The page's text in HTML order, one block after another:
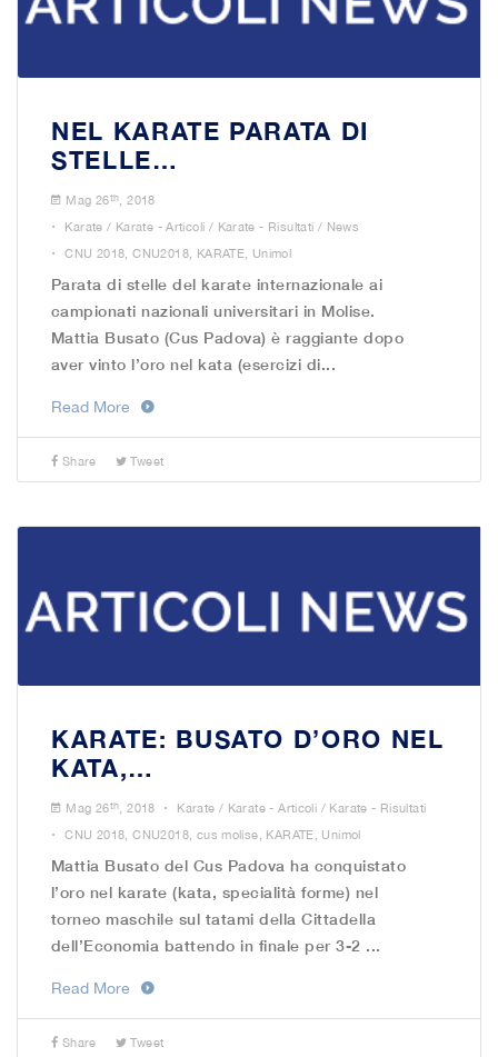
NEL KARATE PARATA DI
STELLE…
Mag 26th , 2018
. Karate / Karate - Articoli / Karate - Risultati / News
. CNU 2018 ,CNU2018, KARATE Unimol
Parata di stelle del karate internazionale ai
campionati nazionali universitari in Molise.
Mattia Busato (Cus Padova) è raggiante dopo
aver vinto l’oro nel kata (esercizi di...
Read More
Share Tweet
KARATE: BUSATO D’ORO NEL
KATA,…
Mag 26th , 2018 . Karate / Karate - Articoli / Karate - Risultati
. CNU 2018 ,CNU2018, cus molise KARATE Unimol
Mattia Busato del Cus Padova ha conquistato
l’oro nel karate (kata, specialità forme) nel
torneo maschile sul tatami della Cittadella
dell’Economia battendo in finale per 3-2 ...
Read More
Share Tweet